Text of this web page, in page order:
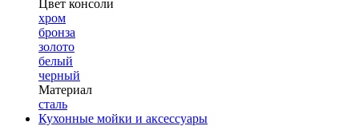
Цвет консоли
хром
бронза
золото
белый
черный
Материал
сталь
Кухонные мойки и аксессуары